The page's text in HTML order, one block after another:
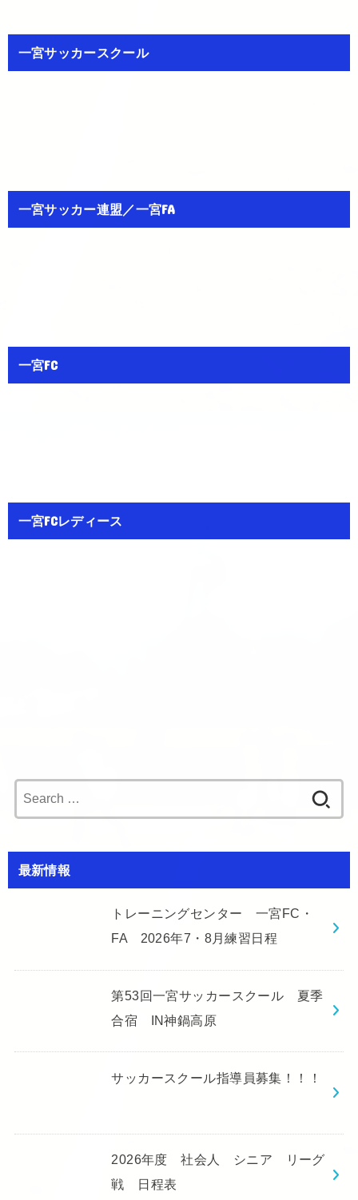
一宮サッカースクール
一宮サッカー連盟／一宮FA
一宮FC
一宮FCレディース
for:
最新情報
トレーニングセンター 一宮FC・
FA 2026年7・8月練習日程
第53回一宮サッカースクール 夏季
合宿 IN神鍋高原
サッカースクール指導員募集！！！
2026年度 社会人 シニア リーグ
戦 日程表